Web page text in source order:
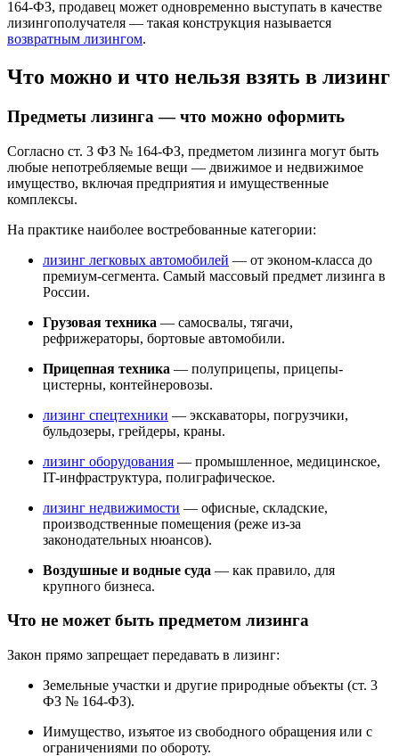
164-ФЗ, продавец может одновременно выступать в качестве
лизингополучателя — такая конструкция называется
возвратным лизингом.
Что можно и что нельзя взять в лизинг
Предметы лизинга — что можно оформить
Согласно ст. 3 ФЗ № 164-ФЗ, предметом лизинга могут быть
любые непотребляемые вещи — движимое и недвижимое
имущество, включая предприятия и имущественные
комплексы.
На практике наиболее востребованные категории:
лизинг легковых автомобилей — от эконом-класса до
премиум-сегмента. Самый массовый предмет лизинга в
России.
Грузовая техника — самосвалы, тягачи,
рефрижераторы, бортовые автомобили.
Прицепная техника — полуприцепы, прицепы-
цистерны, контейнеровозы.
лизинг спецтехники — экскаваторы, погрузчики,
бульдозеры, грейдеры, краны.
лизинг оборудования — промышленное, медицинское,
IT-инфраструктура, полиграфическое.
лизинг недвижимости — офисные, складские,
производственные помещения (реже из-за
законодательных нюансов).
Воздушные и водные суда — как правило, для
крупного бизнеса.
Что не может быть предметом лизинга
Закон прямо запрещает передавать в лизинг:
Земельные участки и другие природные объекты (ст. 3
ФЗ № 164-ФЗ).
Иимущество, изъятое из свободного обращения или с
ограничениями по обороту.